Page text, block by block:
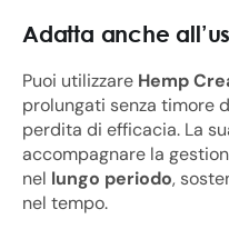
Adatta anche
Puoi utilizzare Hemp
prolungati senza timore
perdita di efficacia. La
accompagnare la
nel lungo periodo,
nel tempo.